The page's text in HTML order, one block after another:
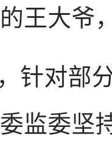
的王大爷
针对部
监委坚